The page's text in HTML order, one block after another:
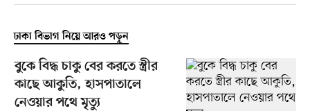
ঢাকা বিভাগ নিয়ে আরও পড়ুন
বুকে বিদ্ধ চাকু বের করতে স্ত্রীর
কাছে আকুতি, হাসপাতালে
নেওয়ার পথে মৃত্যু